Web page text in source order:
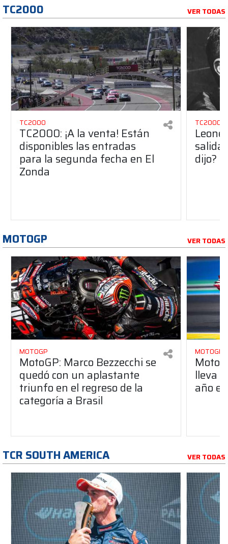
TC2000 VER TODAS
TC2000
TC2000: ¡A la venta! Están
disponibles las entradas
para la segunda fecha en El
Zonda
TC2000
salida
dijo?
MOTOGP VER TODAS
MOTOGP
MotoGP: Marco Bezzecchi se
quedó con un aplastante
triunfo en el regreso de la
categoría a Brasil
MOTOGP
lleva
año
TCR SOUTH AMERICA VER TODAS